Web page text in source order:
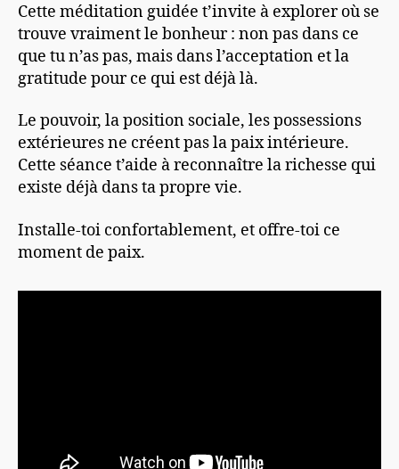
Cette méditation guidée t’invite à explorer où se
trouve vraiment le bonheur : non pas dans ce
que tu n’as pas, mais dans l’acceptation et la
gratitude pour ce qui est déjà là.
Le pouvoir, la position sociale, les possessions
extérieures ne créent pas la paix intérieure.
Cette séance t’aide à reconnaître la richesse qui
existe déjà dans ta propre vie.
Installe-toi confortablement, et offre-toi ce
moment de paix.